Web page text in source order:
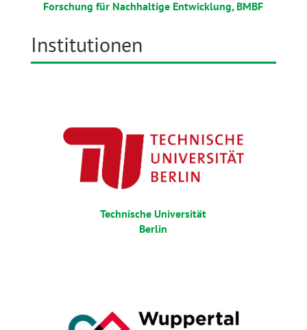
Forschung für Nachhaltige Entwicklung, BMBF
Institutionen
Technische Universität
Berlin